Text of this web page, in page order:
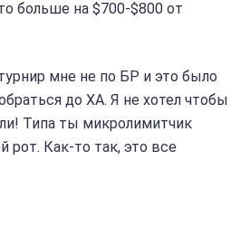
больше на $700-$800 от
мне не по БР и это было
до ХА. Я не хотел чтобы
Типа ты микролимитчик
рот. Как-то так, это все